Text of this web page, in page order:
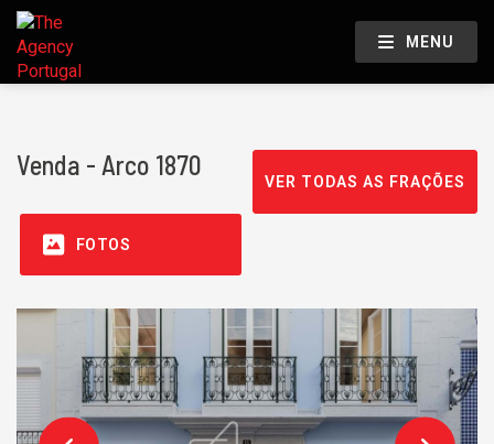
MENU
Venda - Arco 1870
VER TODAS AS FRAÇÕES
FOTOS